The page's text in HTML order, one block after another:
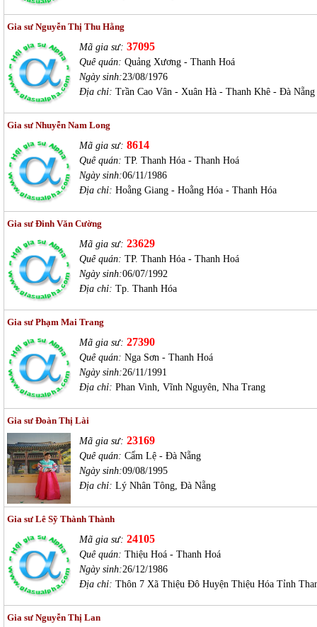
Gia sư Nguyễn Thị Thu Hằng
Mã gia sư: 37095
Quê quán: Quảng Xương - Thanh Hoá
Ngày sinh:23/08/1976
Địa chỉ: Trần Cao Vân - Xuân Hà - Thanh Khê - Đà Nẵng
Gia sư Nhuyễn Nam Long
Mã gia sư: 8614
Quê quán: TP. Thanh Hóa - Thanh Hoá
Ngày sinh:06/11/1986
Địa chỉ: Hoằng Giang - Hoằng Hóa - Thanh Hóa
Gia sư Đinh Văn Cường
Mã gia sư: 23629
Quê quán: TP. Thanh Hóa - Thanh Hoá
Ngày sinh:06/07/1992
Địa chỉ: Tp. Thanh Hóa
Gia sư Phạm Mai Trang
Mã gia sư: 27390
Quê quán: Nga Sơn - Thanh Hoá
Ngày sinh:26/11/1991
Địa chỉ: Phan Vinh, Vĩnh Nguyên, Nha Trang
Gia sư Đoàn Thị Lài
Mã gia sư: 23169
Quê quán: Cẩm Lệ - Đà Nẵng
Ngày sinh:09/08/1995
Địa chỉ: Lý Nhân Tông, Đà Nẵng
Gia sư Lê Sỹ Thành Thành
Mã gia sư: 24105
Quê quán: Thiệu Hoá - Thanh Hoá
Ngày sinh:26/12/1986
Địa chỉ: Thôn 7 Xã Thiệu Đô Huyện Thiệu Hóa Tỉnh
Gia sư Nguyễn Thị Lan